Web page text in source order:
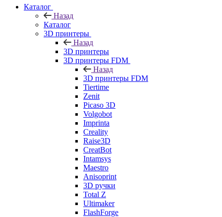
Каталог
Назад
Каталог
3D принтеры
Назад
3D принтеры
3D принтеры FDM
Назад
3D принтеры FDM
Tiertime
Zenit
Picaso 3D
Volgobot
Imprinta
Creality
Raise3D
CreatBot
Intamsys
Maestro
Anisoprint
3D ручки
Total Z
Ultimaker
FlashForge